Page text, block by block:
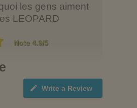
les gens aiment
LEOPARD
Note 4.9/5
Write a Review